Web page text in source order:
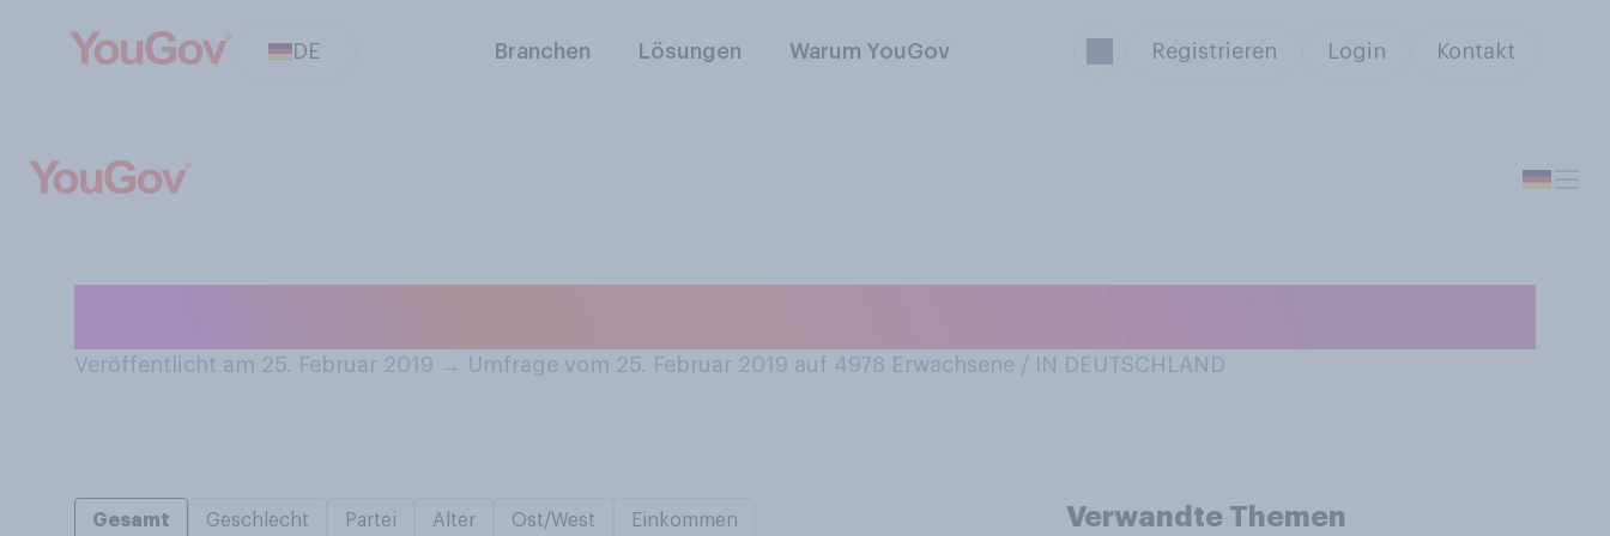
DE Branchen Lösungen Warum YouGov Registrieren Login Kontakt
Veröffentlicht am 25. Februar 2019 → Umfrage vom 25. Februar 2019 auf 4978 Erwachsene / IN DEUTSCHLAND
Gesamt Geschlecht Partei Alter Ost/West Einkommen Verwandte Themen